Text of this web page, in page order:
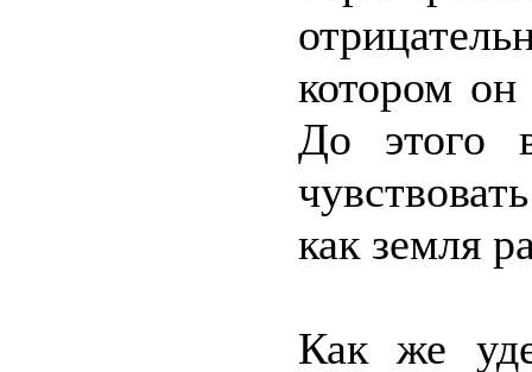
котором он
До этого
как земля
Как же